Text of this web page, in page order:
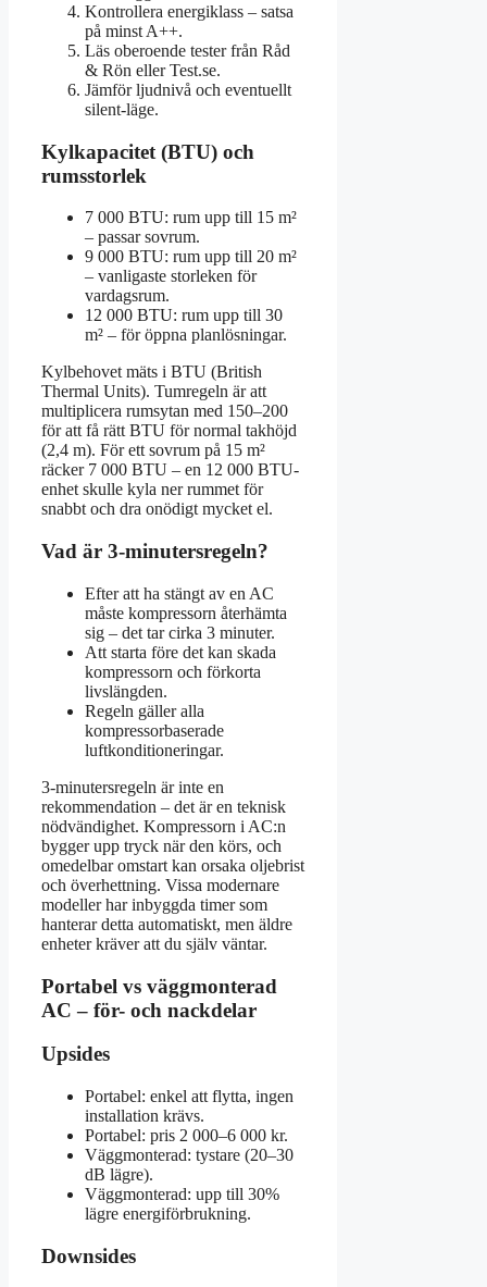
Kontrollera energiklass – satsa
på minst A++.
Läs oberoende tester från Råd
& Rön eller Test.se.
Jämför ljudnivå och eventuellt
silent-läge.
Kylkapacitet (BTU) och
rumsstorlek
7 000 BTU: rum upp till 15 m²
– passar sovrum.
9 000 BTU: rum upp till 20 m²
– vanligaste storleken för
vardagsrum.
12 000 BTU: rum upp till 30
m² – för öppna planlösningar.
Kylbehovet mäts i BTU (British
Thermal Units). Tumregeln är att
multiplicera rumsytan med 150–200
för att få rätt BTU för normal takhöjd
(2,4 m). För ett sovrum på 15 m²
räcker 7 000 BTU – en 12 000 BTU-
enhet skulle kyla ner rummet för
snabbt och dra onödigt mycket el.
Vad är 3‑minutersregeln?
Efter att ha stängt av en AC
måste kompressorn återhämta
sig – det tar cirka 3 minuter.
Att starta före det kan skada
kompressorn och förkorta
livslängden.
Regeln gäller alla
kompressorbaserade
luftkonditioneringar.
3‑minutersregeln är inte en
rekommendation – det är en teknisk
nödvändighet. Kompressorn i AC:n
bygger upp tryck när den körs, och
omedelbar omstart kan orsaka oljebrist
och överhettning. Vissa modernare
modeller har inbyggda timer som
hanterar detta automatiskt, men äldre
enheter kräver att du själv väntar.
Portabel vs väggmonterad
AC – för- och nackdelar
Upsides
Portabel: enkel att flytta, ingen
installation krävs.
Portabel: pris 2 000–6 000 kr.
Väggmonterad: tystare (20–30
dB lägre).
Väggmonterad: upp till 30%
lägre energiförbrukning.
Downsides